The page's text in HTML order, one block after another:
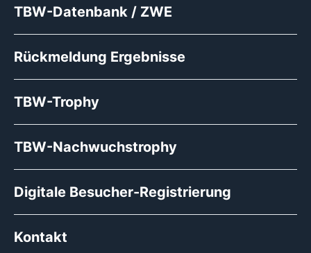
TBW-Datenbank / ZWE
Rückmeldung Ergebnisse
TBW-Trophy
TBW-Nachwuchstrophy
Digitale Besucher-Registrierung
Kontakt